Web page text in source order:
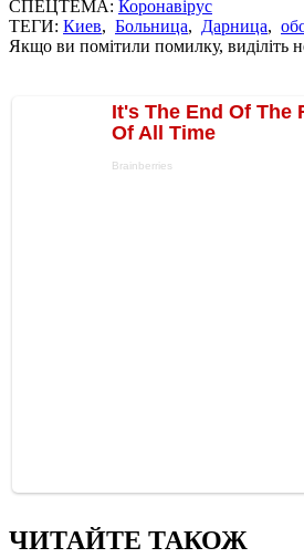
СПЕЦТЕМА: Коронавірус
ТЕГИ: Киев, Больница, Дарница,
Якщо ви помітили помилку, виділіть
ЧИТАЙТЕ ТАКОЖ